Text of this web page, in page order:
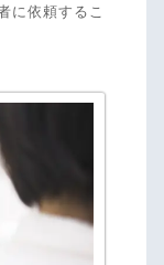
に依頼するこ